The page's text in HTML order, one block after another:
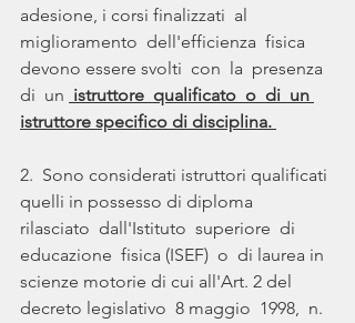
adesione, i corsi finalizzati  al
miglioramento  dell'efficienza  fisica
devono essere svolti  con  la  presenza
di  un istruttore  qualificato  o  di  un
istruttore specifico di disciplina.
2.  Sono considerati istruttori qualificati
quelli in possesso di diploma
rilasciato  dall'Istituto  superiore  di
educazione  fisica (ISEF)  o  di laurea in
scienze motorie di cui all'Art. 2 del
decreto legislativo  8 maggio  1998,  n.